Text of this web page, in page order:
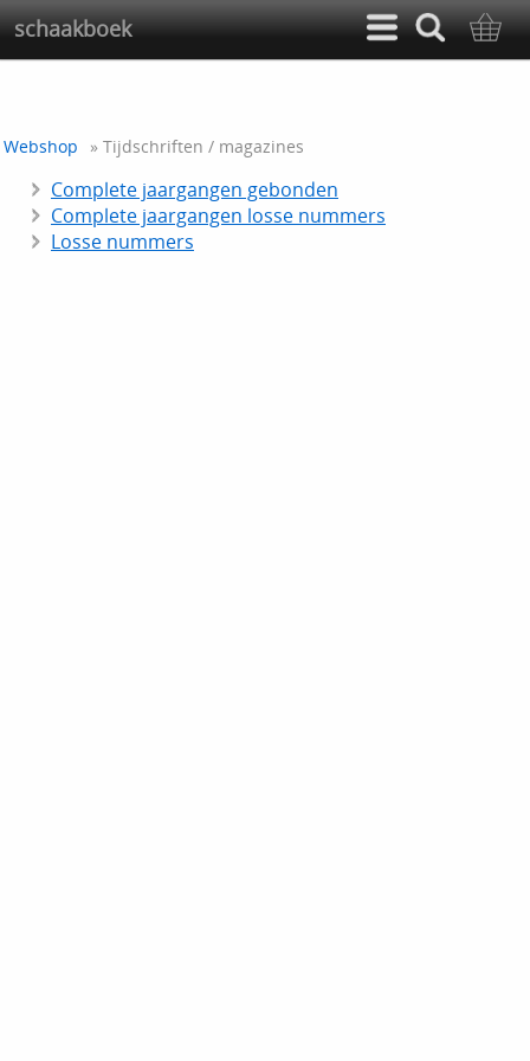
schaakboek
Webshop » Tijdschriften / magazines
Complete jaargangen gebonden
Complete jaargangen losse nummers
Losse nummers